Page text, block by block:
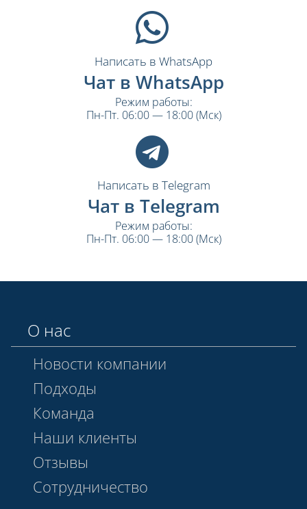
Написать в WhatsApp
Чат в WhatsApp
Режим работы:
Пн-Пт. 06:00 — 18:00 (Мск)
Написать в Telegram
Чат в Telegram
Режим работы:
Пн-Пт. 06:00 — 18:00 (Мск)
О нас
Новости компании
Подходы
Команда
Наши клиенты
Отзывы
Сотрудничество